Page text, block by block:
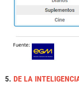
5. DE LA